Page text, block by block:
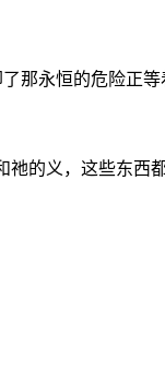
那永恒的危险正等
的义，这些东西